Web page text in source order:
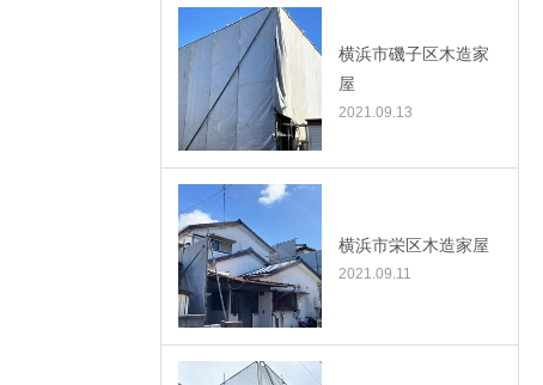
横浜市磯子区木造家
屋
2021.09.13
横浜市栄区木造家屋
2021.09.11